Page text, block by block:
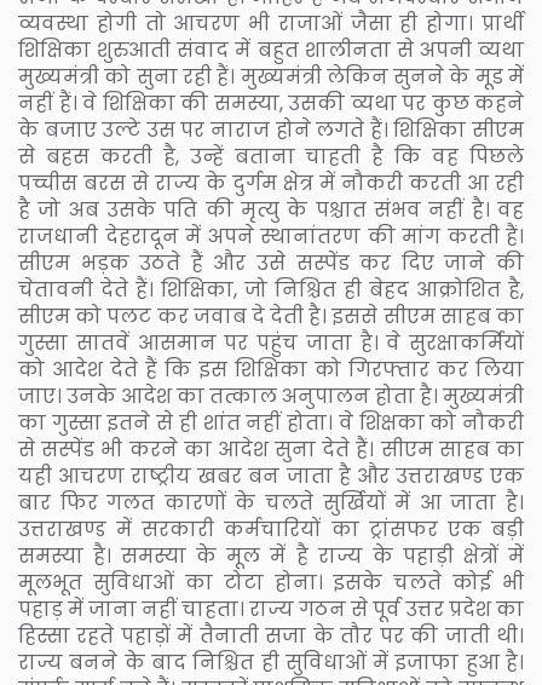
व्यवस्था होगी तो आचरण भी राजाओं जैसा ही होगा। प्रार्थी
शिक्षिका शुरुआती संवाद में बहुत शालीनता से अपनी व्यथा
मुख्यमंत्री को सुना रही हैं। मुख्यमंत्री लेकिन सुनने के मूड में
नहीं हैं। वे शिक्षिका की समस्या, उसकी व्यथा पर कुछ कहने
के बजाए उल्टे उस पर नाराज होने लगते हैं। शिक्षिका सीएम
से बहस करती है, उन्हें बताना चाहती है कि वह पिछले
पच्चीस बरस से राज्य के दुर्गम क्षेत्र में नौकरी करती आ रही
है जो अब उसके पति की मृत्यु के पश्चात संभव नहीं है। वह
राजधानी देहरादून में अपने स्थानांतरण की मांग करती हैं।
सीएम भड़क उठते हैं और उसे सस्पेंड कर दिए जाने की
चेतावनी देते हैं। शिक्षिका, जो निश्चित ही बेहद आक्रोशित है,
सीएम को पलट कर जवाब दे देती है। इससे सीएम साहब का
गुस्सा सातवें आसमान पर पहुंच जाता है। वे सुरक्षाकर्मियों
को आदेश देते हैं कि इस शिक्षिका को गिरफ्तार कर लिया
जाए। उनके आदेश का तत्काल अनुपालन होता है। मुख्यमंत्री
का गुस्सा इतने से ही शांत नहीं होता। वे शिक्षका को नौकरी
से सस्पेंड भी करने का आदेश सुना देते हैं। सीएम साहब का
यही आचरण राष्ट्रीय खबर बन जाता है और उत्तराखण्ड एक
बार फिर गलत कारणों के चलते सुर्खियों में आ जाता है।
उत्तराखण्ड में सरकारी कर्मचारियों का ट्रांसफर एक बड़ी
समस्या है। समस्या के मूल में है राज्य के पहाड़ी क्षेत्रों में
मूलभूत सुविधाओं का टोटा होना। इसके चलते कोई भी
पहाड़ में जाना नहीं चाहता। राज्य गठन से पूर्व उत्तर प्रदेश का
हिस्सा रहते पहाड़ों में तैनाती सजा के तौर पर की जाती थी।
राज्य बनने के बाद निश्चित ही सुविधाओं में इजाफा हुआ है।